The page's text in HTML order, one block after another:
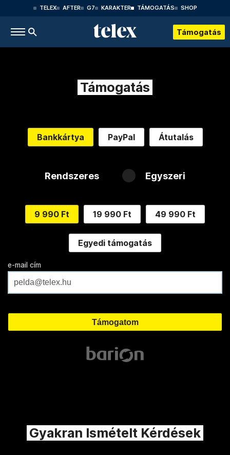
TELEX AFTER G7 KARAKTER TÁMOGATÁS SHOP
Támogatás
Támogatás
Bankkártya PayPal Átutalás
Rendszeres Egyszeri
9 990 Ft 19 990 Ft 49 990 Ft
Egyedi támogatás
e-mail cím
Gyakran Ismételt Kérdések